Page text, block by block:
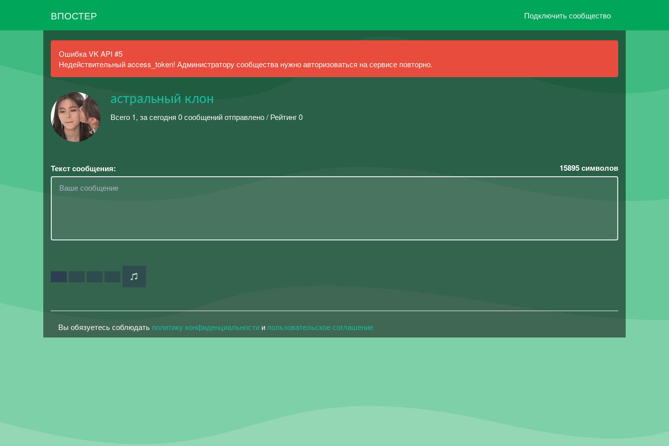
ВПОСТЕР Подключить сообщество
Ошибка VK API #5
Недействительный access_token! Администратору сообщества нужно авторизоваться на сервисе повторно.
астральный клон
Всего 1, за сегодня 0 сообщений отправлено / Рейтинг 0
Текст сообщения: 15895символов
Вы обязуетесь соблюдать политику конфиденциальности и пользовательское соглашение